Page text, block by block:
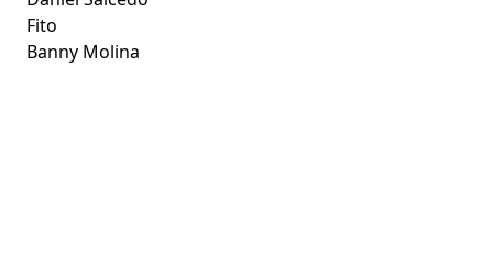
Fito
Banny Molina